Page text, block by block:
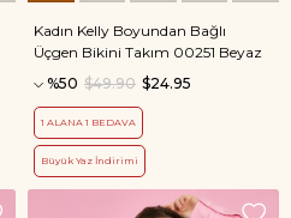
Kadın Kelly Boyundan Bağlı
Üçgen Bikini Takım 00251 Beyaz
%50
$24.95
$49.90
1 ALANA 1 BEDAVA
Büyük Yaz İndirimi